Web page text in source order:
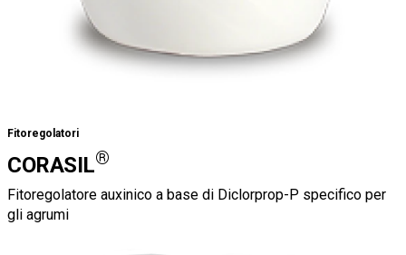
Fitoregolatori
CORASIL®
Fitoregolatore auxinico a base di Diclorprop-P specifico per
gli agrumi